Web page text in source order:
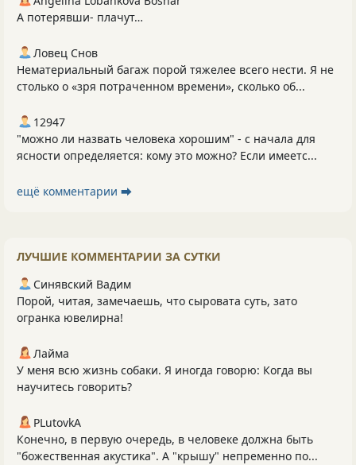
А потерявши- плачут…
Ловец Снов
Нематериальный багаж порой тяжелее всего нести. Я не
столько о «зря потраченном времени», сколько об...
12947
"можно ли назвать человека хорошим" - с начала для
ясности определяется: кому это можно? Если имеетс...
ещё комментарии ⮕
ЛУЧШИЕ КОММЕНТАРИИ ЗА СУТКИ
Синявский Вадим
Порой, читая, замечаешь, что сыровата суть, зато
огранка ювелирна!
Лайма
У меня всю жизнь собаки. Я иногда говорю: Когда вы
научитесь говорить?
PLutоvkА
Конечно, в первую очередь, в человеке должна быть
"божественная акустика". А "крышу" непременно по...